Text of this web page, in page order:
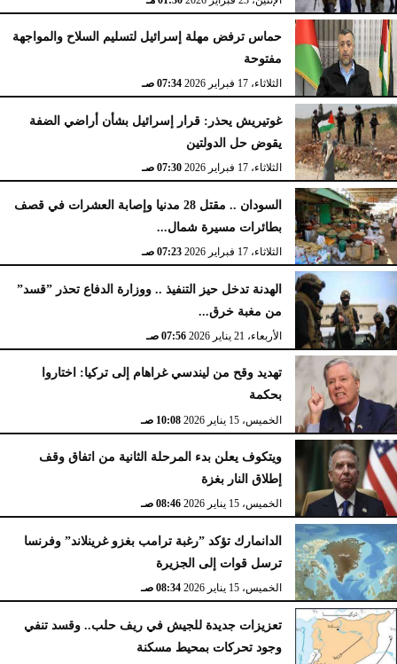
حماس ترفض مهلة إسرائيل لتسليم السلاح والمواجهة
مفتوحة
الثلاثاء، 17 فبراير 2026 07:34 صـ
غوتيريش يحذر: قرار إسرائيل بشأن أراضي الضفة
يقوض حل الدولتين
الثلاثاء، 17 فبراير 2026 07:30 صـ
السودان .. مقتل 28 مدنيا وإصابة العشرات في قصف
بطائرات مسيرة شمال...
الثلاثاء، 17 فبراير 2026 07:23 صـ
الهدنة تدخل حيز التنفيذ .. ووزارة الدفاع تحذر ”قسد”
من مغبة خرق...
الأربعاء، 21 يناير 2026 07:56 صـ
تهديد وقح من ليندسي غراهام إلى تركيا: اختاروا
بحكمة
الخميس، 15 يناير 2026 10:08 صـ
ويتكوف يعلن بدء المرحلة الثانية من اتفاق وقف
إطلاق النار بغزة
الخميس، 15 يناير 2026 08:46 صـ
الدانمارك تؤكد ”رغبة ترامب بغزو غرينلاند” وفرنسا
ترسل قوات إلى الجزيرة
الخميس، 15 يناير 2026 08:34 صـ
تعزيزات جديدة للجيش في ريف حلب.. وقسد تنفي
وجود تحركات بمحيط مسكنة